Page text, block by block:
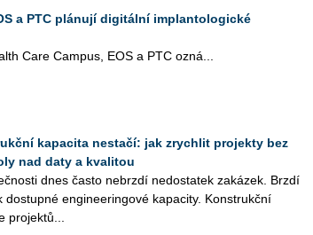
a PTC plánují digitální implantologické
Care Campus, EOS a PTC ozná­...
kapacita nestačí: jak zrychlit projekty bez
nad daty a kvalitou
dnes často ne­brz­dí ne­do­sta­tek za­ká­zek. Brzdí
do­stup­né en­gi­nee­rin­go­vé ka­pa­ci­ty. Kon­strukč­ní
pro­jek­tů...